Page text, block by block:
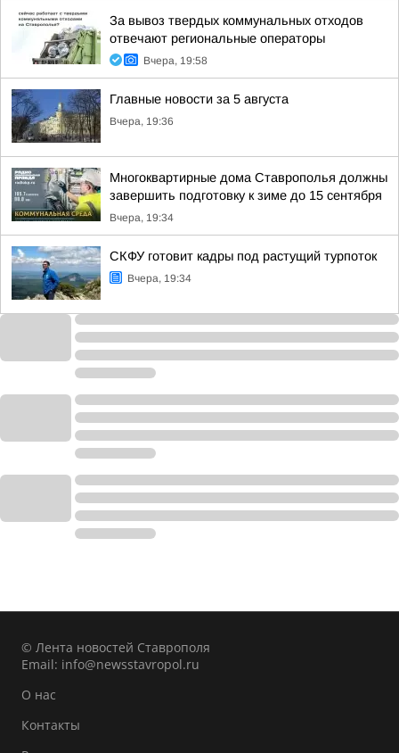
За вывоз твердых коммунальных отходов
отвечают региональные операторы
Вчера, 19:58
Главные новости за 5 августа
Вчера, 19:36
Многоквартирные дома Ставрополья должны
завершить подготовку к зиме до 15 сентября
Вчера, 19:34
СКФУ готовит кадры под растущий турпоток
Вчера, 19:34
© Лента новостей Ставрополя
Email: info@newsstavropol.ru
О нас
Контакты